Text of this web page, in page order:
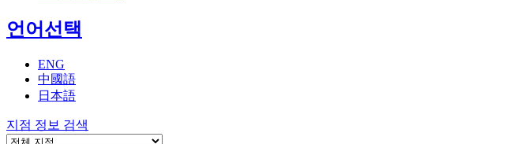
언어선택
ENG
中國語
日本語
지점 정보 검색